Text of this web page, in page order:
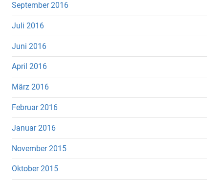
September 2016
Juli 2016
Juni 2016
April 2016
März 2016
Februar 2016
Januar 2016
November 2015
Oktober 2015